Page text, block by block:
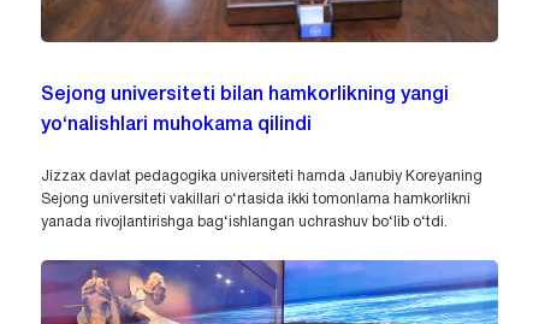
Sejong universiteti bilan hamkorlikning yangi
yo‘nalishlari muhokama qilindi
Jizzax davlat pedagogika universiteti hamda Janubiy Koreyaning
Sejong universiteti vakillari o‘rtasida ikki tomonlama hamkorlikni
yanada rivojlantirishga bag‘ishlangan uchrashuv bo‘lib o‘tdi.